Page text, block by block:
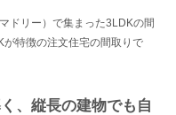
ドリー）で集まった3LDKの間
特徴の注文住宅の間取りで
、縦長の建物でも自